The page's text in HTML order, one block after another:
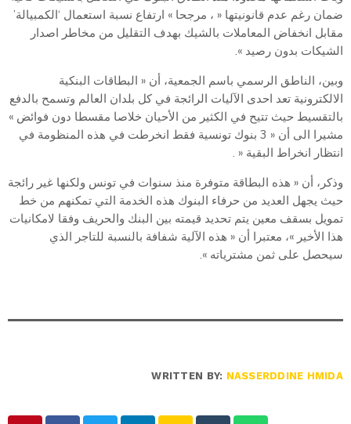
ضمان رغم عدم قانونيتها « ، مرجحا » ارتفاع نسبة استعمال ‘الكمبيالة’
مقابل انخفاض المعاملات بالشيك بهدف التقليل من مخاطر اصدار
الشيكات بدون رصيد ».
وبين، الناطق الرسمي باسم الجمعية، أن « البطاقات البنكية
الالكترونية تعد احدى الآليات الرائجة في كل بلدان العالم وتسمح بالدفع
بالتقسيط حيث تتيح في الكثير من الأحيان خلاصا مقسطا دون فوائض »
مشيرا الى أن « 3 بنوك تونسية فقط انخرطت في هذه المنظومة في
انتظار انخراط البقية « .
وذكر، أن « هذه البطاقة متوفرة منذ سنوات في تونس ولكنها غير رائجة
حيث يجهل العديد من حرفاء البنوك هذه الخدمة التي تمكنهم من خط
تمويل بسقف معين يتم تحديد قيمته بين البنك والحريف وفقا لامكانيات
هذا الأخير »، معتبرا أن « هذه الآلية شفافة بالنسبة للتاجر الذي
سيحصل على ثمن مشترياته ».
WRITTEN BY: NASSERDDINE HMIDA